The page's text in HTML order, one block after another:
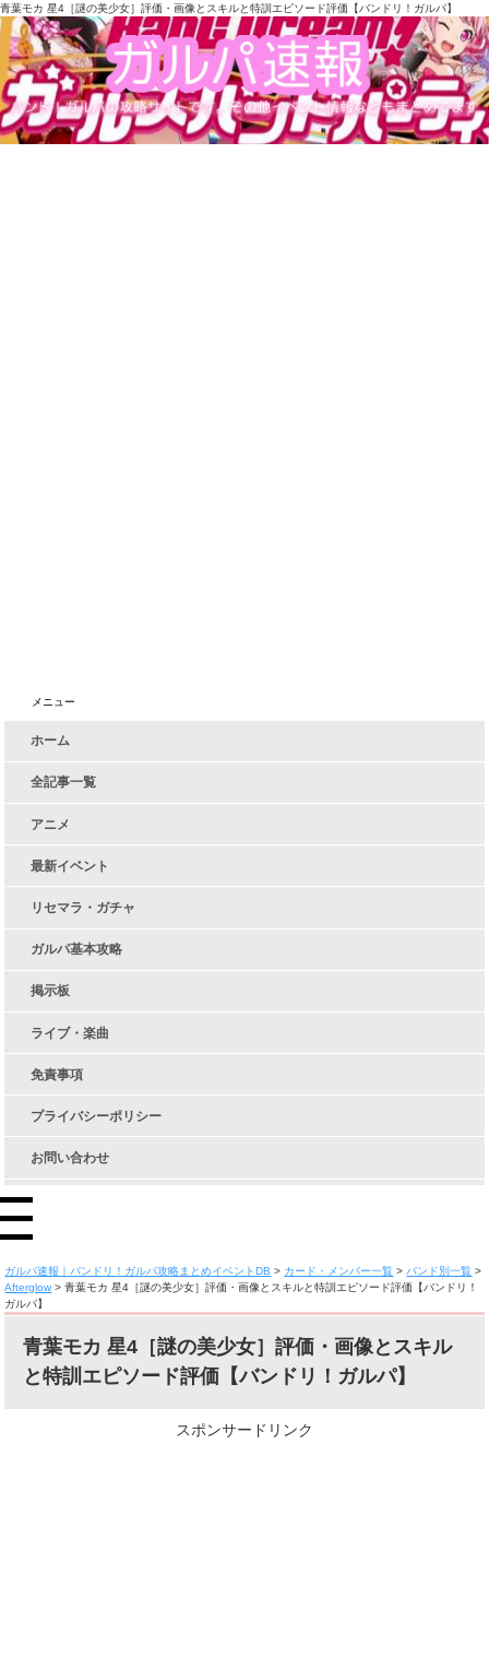
青葉モカ 星4［謎の美少女］評価・画像とスキルと特訓エピソード評価【バンドリ！ガルパ】
メニュー
ホーム
全記事一覧
アニメ
最新イベント
リセマラ・ガチャ
ガルパ基本攻略
掲示板
ライブ・楽曲
免責事項
プライバシーポリシー
お問い合わせ
ガルパ速報｜バンドリ！ガルパ攻略まとめイベントDB > カード・メンバー一覧 > バンド別一覧 >
Afterglow >青葉モカ 星4［謎の美少女］評価・画像とスキルと特訓エピソード評価【バンドリ！
ガルパ】
青葉モカ 星4［謎の美少女］評価・画像とスキル
と特訓エピソード評価【バンドリ！ガルパ】
スポンサードリンク